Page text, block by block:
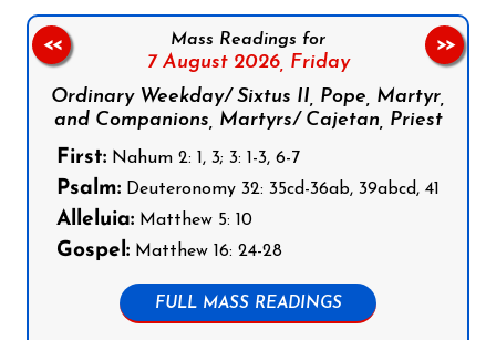
Mass Readings for
7 August 2026, Friday
Ordinary Weekday/ Sixtus II, Pope, Martyr,
and Companions, Martyrs/ Cajetan, Priest
First: Nahum 2: 1, 3; 3: 1-3, 6-7
Psalm: Deuteronomy 32: 35cd-36ab, 39abcd, 41
Alleluia: Matthew 5: 10
Gospel: Matthew 16: 24-28
FULL MASS READINGS
<< >>